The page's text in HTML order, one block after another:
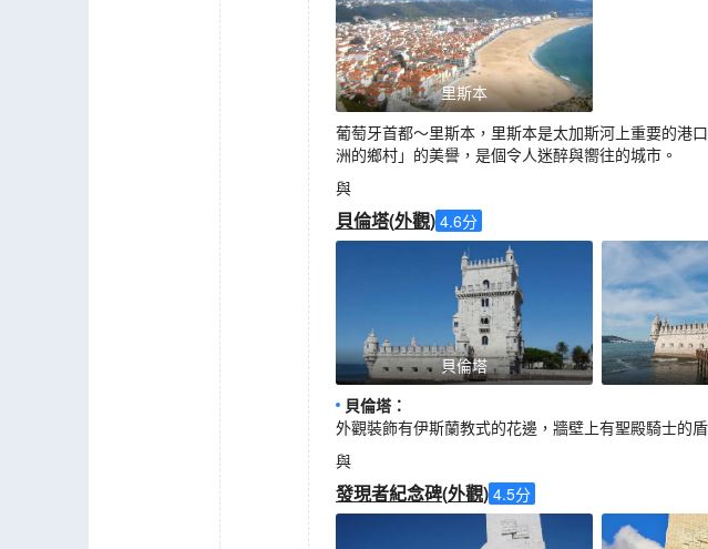
里斯本
葡萄牙首都～里斯本，里斯本是太加斯河上重要的港
洲的鄉村」的美譽，是個令人迷醉與嚮往的城市。
與
貝倫塔(外觀) 4.6分
貝倫塔
貝倫塔 ：
外觀裝飾有伊斯蘭教式的花邊，牆壁上有聖殿騎士的
與
發現者紀念碑(外觀) 4.5分